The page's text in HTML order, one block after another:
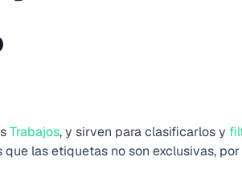
Trabajos, y sirven para clasificarlos y
que las etiquetas no son exclusivas,